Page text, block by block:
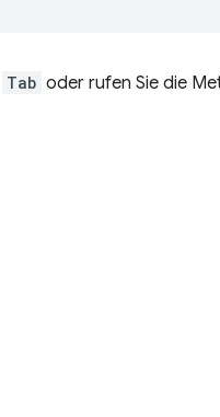
Tab oder rufen Sie die